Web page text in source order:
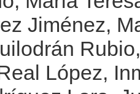
Jiménez,
López,